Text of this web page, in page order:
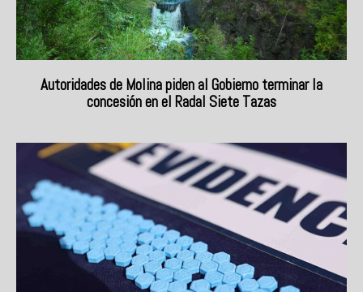
Autoridades de Molina piden al Gobierno terminar la
concesión en el Radal Siete Tazas